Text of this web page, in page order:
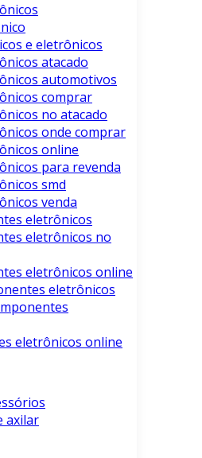
e eletrônicos
atacado
automotivos
comprar
no atacado
onde comprar
online
para revenda
smd
venda
eletrônicos
eletrônicos no
eletrônicos online
eletrônicos
eletrônicos online
axilar